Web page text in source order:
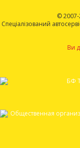
© 2007-
Спеціалізований
Ви